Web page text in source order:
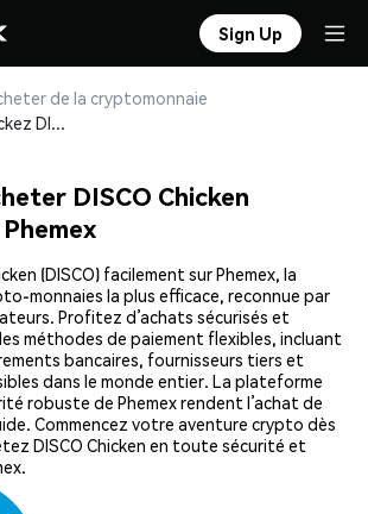
Sign Up
de la cryptomonnaie
Achetez et stockez DISCO Chicken (DISCO) en toute sécurité
DISCO Chicken
(DISCO) facilement sur Phemex, la
monnaies la plus efficace, reconnue par
Profitez d’achats sécurisés et
méthodes de paiement flexibles, incluant
bancaires, fournisseurs tiers et
dans le monde entier. La plateforme
robuste de Phemex rendent l’achat de
Commencez votre aventure crypto dès
DISCO Chicken en toute sécurité et